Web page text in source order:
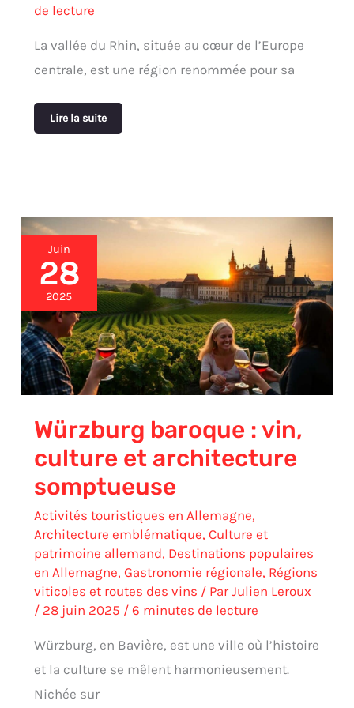
de lecture
La vallée du Rhin, située au cœur de l’Europe
centrale, est une région renommée pour sa
Lire la suite
Juin
28
2025
Würzburg baroque : vin,
culture et architecture
somptueuse
Activités touristiques en Allemagne,
Architecture emblématique,Culture et
patrimoine allemand, Destinations populaires
en Allemagne,Gastronomie régionale, Régions
viticoles et routes des vins / ParJulien Leroux
/ 28 juin 2025 /6 minutes de lecture
Würzburg, en Bavière, est une ville où l’histoire
et la culture se mêlent harmonieusement.
Nichée sur
baroque
:
vin,
culture
et
architecture
somptueuse